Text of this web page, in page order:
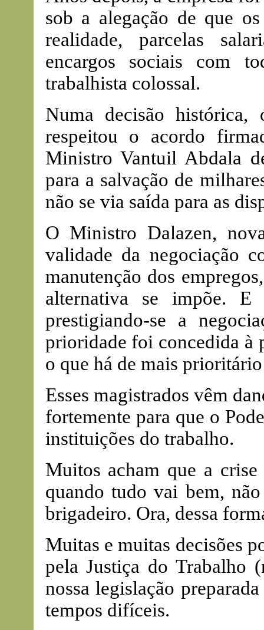
sob a alegação de que
realidade, parcelas
encargos sociais com
trabalhista colossal.
Numa decisão
respeitou o acordo
Ministro Vantuil Abdala
para a salvação de
não se via saída para as
O Ministro Dalazen,
validade da negociação
manutenção dos
alternativa se impõe. E
prestigiando-se a
prioridade foi concedida à
o que há de mais
Esses magistrados vêm
fortemente para que o
instituições do trabalho.
Muitos acham que a
quando tudo vai bem,
brigadeiro. Ora, dessa
Muitas e muitas decisões
pela Justiça do Trabalho
nossa legislação
tempos difíceis.